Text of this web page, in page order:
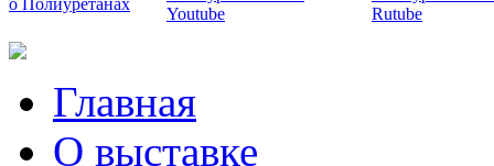
Главная
О выставке